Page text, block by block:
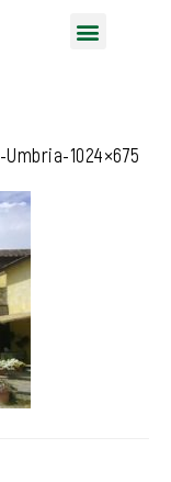
1024×675